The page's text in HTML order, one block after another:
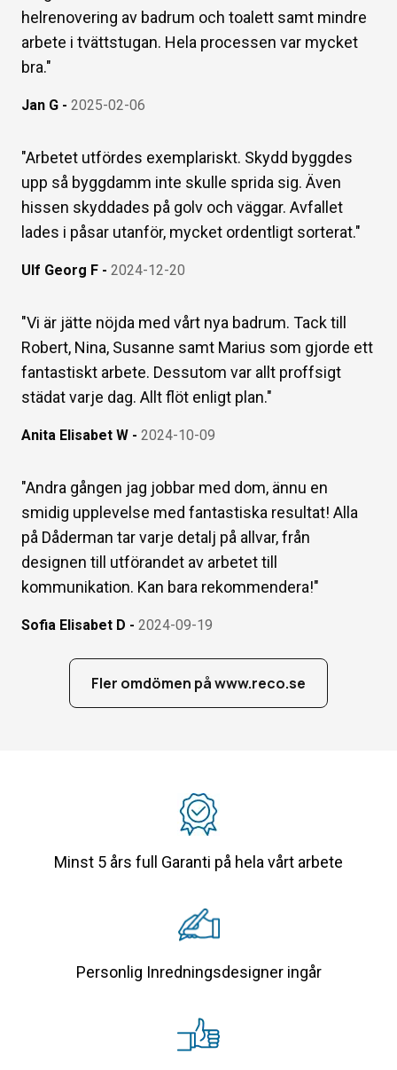
helrenovering av badrum och toalett samt mindre
arbete i tvättstugan. Hela processen var mycket
bra."
Jan G - 2025-02-06
"Arbetet utfördes exemplariskt. Skydd byggdes
upp så byggdamm inte skulle sprida sig. Även
hissen skyddades på golv och väggar. Avfallet
lades i påsar utanför, mycket ordentligt sorterat."
Ulf Georg F - 2024-12-20
"Vi är jätte nöjda med vårt nya badrum. Tack till
Robert, Nina, Susanne samt Marius som gjorde ett
fantastiskt arbete. Dessutom var allt proffsigt
städat varje dag. Allt flöt enligt plan."
Anita Elisabet W - 2024-10-09
"Andra gången jag jobbar med dom, ännu en
smidig upplevelse med fantastiska resultat! Alla
på Dåderman tar varje detalj på allvar, från
designen till utförandet av arbetet till
kommunikation. Kan bara rekommendera!"
Sofia Elisabet D - 2024-09-19
Fler omdömen på www.reco.se
Minst 5 års full Garanti på hela vårt arbete
Personlig Inredningsdesigner ingår